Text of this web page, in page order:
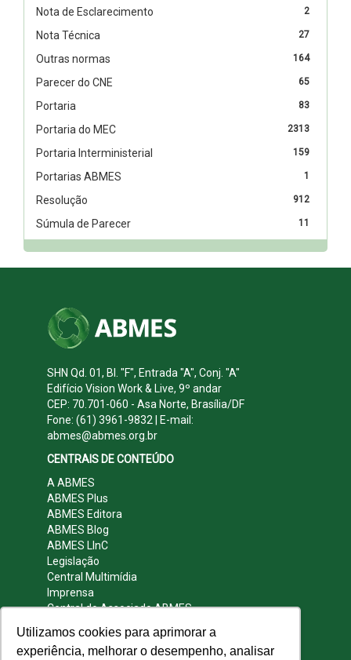
Utilizamos cookies para aprimorar a
experiência, melhorar o desempenho, analisar
2
Nota de Esclarecimento
27
Nota Técnica
164
Outras normas
65
Parecer do CNE
83
Portaria
2313
Portaria do MEC
159
Portaria Interministerial
1
Portarias ABMES
912
Resolução
11
Súmula de Parecer
SHN Qd. 01, Bl. "F", Entrada "A", Conj. "A"
Edifício Vision Work & Live, 9º andar
CEP: 70.701-060 - Asa Norte, Brasília/DF
Fone: (61) 3961-9832 | E-mail:
abmes@abmes.org.br
CENTRAIS DE CONTEÚDO
A ABMES
ABMES Plus
ABMES Editora
ABMES Blog
ABMES LInC
Legislação
Central Multimídia
Imprensa
Central do Associado ABMES
REDES SOCIAIS